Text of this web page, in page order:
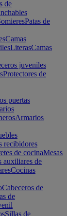
de
Patas de
Camas
LiterasCamas
juveniles
Protectores de
puertas
Armarios
recibidores
de cocinaMesas
auxiliares de
Cocinas
Cabeceros de
de
Sillas de